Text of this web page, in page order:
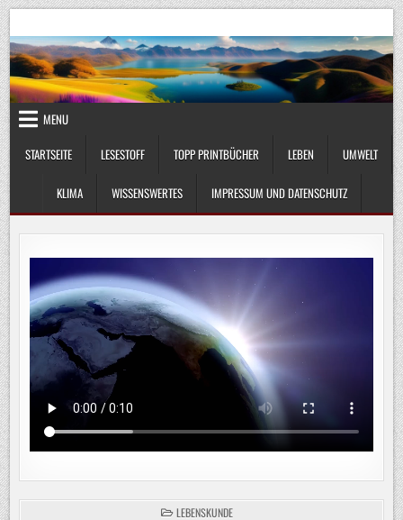
Skip
to
content
UmweltKlima.com
MENU
STARTSEITE
LESESTOFF TOPP PRINTBÜCHER LEBEN UMWELT
KLIMA WISSENSWERTES IMPRESSUM UND DATENSCHUTZ
POSTED
LEBENSKUNDE